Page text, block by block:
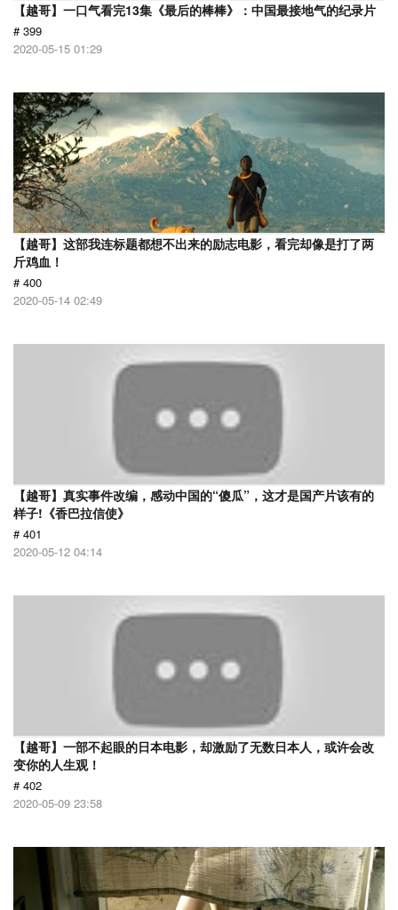
【越哥】一口气看完13集《最后的棒棒》：中国最接地气的纪录片
# 399
2020-05-15 01:29
【越哥】这部我连标题都想不出来的励志电影，看完却像是打了两
斤鸡血！
# 400
2020-05-14 02:49
【越哥】真实事件改编，感动中国的“傻瓜”，这才是国产片该有的
样子!《香巴拉信使》
# 401
2020-05-12 04:14
【越哥】一部不起眼的日本电影，却激励了无数日本人，或许会改
变你的人生观！
# 402
2020-05-09 23:58